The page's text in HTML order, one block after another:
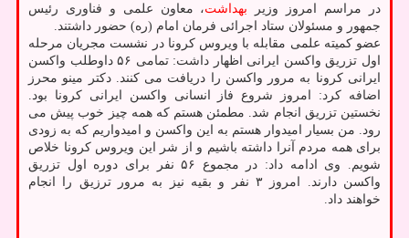
در مراسم امروز وزیر بهداشت، معاون علمی و فناوری رئیس
جمهور و مسئولان ستاد اجرائی فرمان امام (ره) حضور داشتند.
عضو کمیته علمی مقابله با ویروس کرونا در نشست مجریان مرحله
اول تزریق واکسن ایرانی اظهار داشت: تمامی ۵۶ داوطلب واکسن
ایرانی کرونا به مرور واکسن را دریافت می کنند. دکتر مینو محرز
اضافه کرد: امروز شروع فاز انسانی واکسن ایرانی کرونا بود.
نخستین تزریق انجام شد. مطمئن هستم که همه چیز خوب پیش می
رود. من بسیار امیدوار هستم به این واکسن و امیدواریم که به زودی
برای همه مردم آنرا داشته باشیم و از شر این ویروس کرونا خلاص
شویم. وی ادامه داد: در مجموع ۵۶ نفر برای دوره اول تزریق
واکسن دارند. امروز ۳ نفر و بقیه نیز به مرور ترزیق را انجام
خواهند داد.